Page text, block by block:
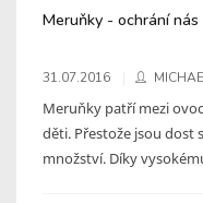
Meruňky - ochrání
31.07.2016
Meruňky patří mezi
děti. Přestože jsou dost
množství. Díky